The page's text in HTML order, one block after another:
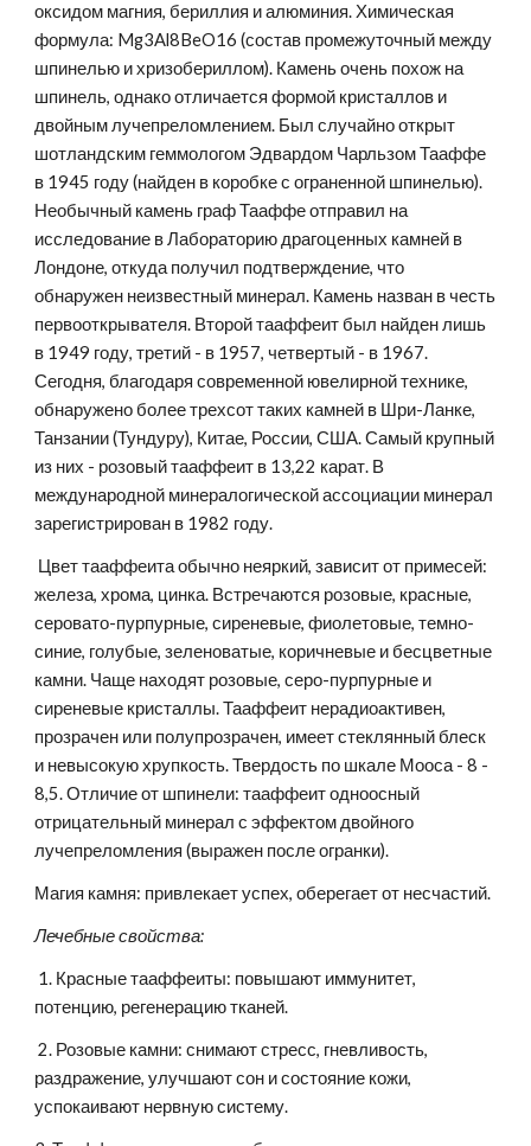
оксидом магния, бериллия и алюминия. Химическая
формула: Mg3Al8BeO16 (состав промежуточный между
шпинелью и хризобериллом). Камень очень похож на
шпинель, однако отличается формой кристаллов и
двойным лучепреломлением. Был случайно открыт
шотландским геммологом Эдвардом Чарльзом Тааффе
в 1945 году (найден в коробке с ограненной шпинелью).
Необычный камень граф Тааффе отправил на
исследование в Лабораторию драгоценных камней в
Лондоне, откуда получил подтверждение, что
обнаружен неизвестный минерал. Камень назван в честь
первооткрывателя. Второй тааффеит был найден лишь
в 1949 году, третий - в 1957, четвертый - в 1967.
Сегодня, благодаря современной ювелирной технике,
обнаружено более трехсот таких камней в Шри-Ланке,
Танзании (Тундуру), Китае, России, США. Самый крупный
из них - розовый тааффеит в 13,22 карат. В
международной минералогической ассоциации минерал
зарегистрирован в 1982 году.
железа, хрома, цинка. Встречаются розовые, красные,
серовато-пурпурные, сиреневые, фиолетовые, темно-
синие, голубые, зеленоватые, коричневые и бесцветные
камни. Чаще находят розовые, серо-пурпурные и
сиреневые кристаллы. Тааффеит нерадиоактивен,
прозрачен или полупрозрачен, имеет стеклянный блеск
и невысокую хрупкость. Твердость по шкале Мооса - 8 -
8,5. Отличие от шпинели: тааффеит одноосный
отрицательный минерал с эффектом двойного
лучепреломления (выражен после огранки).
Магия камня: привлекает успех, оберегает от несчастий.
Лечебные свойства:
1. Красные тааффеиты: повышают иммунитет,
потенцию, регенерацию тканей.
2. Розовые камни: снимают стресс, гневливость,
раздражение, улучшают сон и состояние кожи,
успокаивают нервную систему.